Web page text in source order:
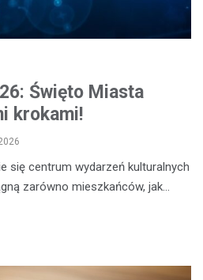
Święto Miasta
krokami!
się centrum wydarzeń kulturalnych
zarówno mieszkańców, jak…